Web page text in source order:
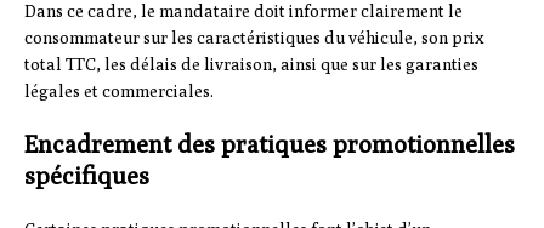
Dans ce cadre, le mandataire doit informer clairement le
consommateur sur les caractéristiques du véhicule, son prix
total TTC, les délais de livraison, ainsi que sur les garanties
légales et commerciales.
Encadrement des pratiques promotionnelles
spécifiques